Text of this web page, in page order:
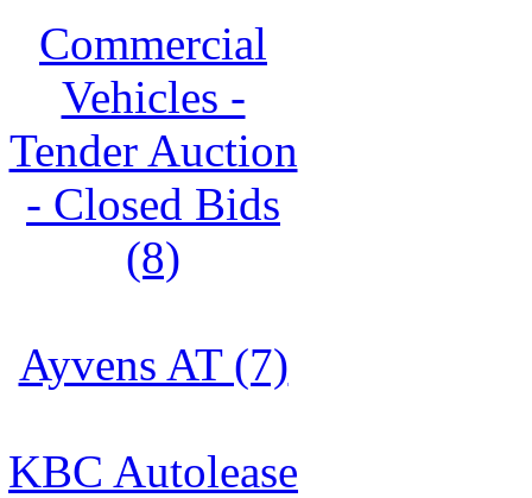
Commercial
Vehicles -
Tender Auction
- Closed Bids
(8)
Ayvens AT (7)
KBC Autolease